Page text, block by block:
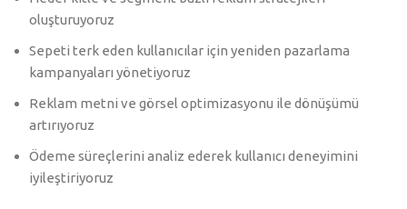
oluşturuyoruz
Sepeti terk eden kullanıcılar için yeniden pazarlama
kampanyaları yönetiyoruz
Reklam metni ve görsel optimizasyonu ile dönüşümü
artırıyoruz
Ödeme süreçlerini analiz ederek kullanıcı deneyimini
iyileştiriyoruz